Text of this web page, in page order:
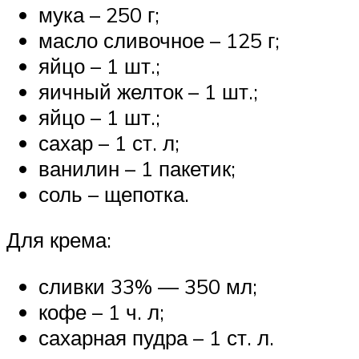
мука – 250 г;
масло сливочное – 125 г;
яйцо – 1 шт.;
яичный желток – 1 шт.;
яйцо – 1 шт.;
сахар – 1 ст. л;
ванилин – 1 пакетик;
соль – щепотка.
Для крема:
сливки 33% — 350 мл;
кофе – 1 ч. л;
сахарная пудра – 1 ст. л.